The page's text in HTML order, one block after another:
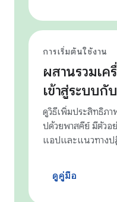
การเริ่มต้นใช้งาน
ผสานรวมเค
เข้าสู่ระบบกั
ดูวิธีเพิ่มประสิทธิภ
ปด้วยพาสคีย์ มีตัวอ
แอปและแนวทางป
ดูคู่มือ